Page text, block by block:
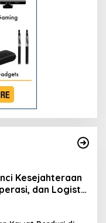
Kesejahteraan
dan Logistik